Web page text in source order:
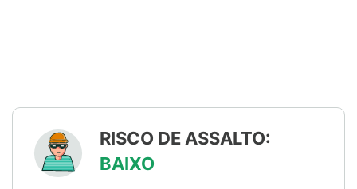
RISCO DE ASSALTO:
BAIXO